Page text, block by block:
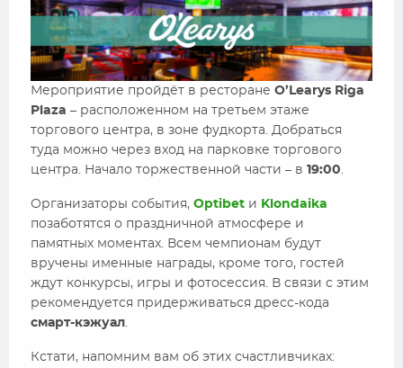
Мероприятие пройдёт в ресторане O’Learys Riga
Plaza – расположенном на третьем этаже
торгового центра, в зоне фудкорта. Добраться
туда можно через вход на парковке торгового
центра. Начало торжественной части – в 19:00.
Организаторы события, Optibet и Klondaika
позаботятся о праздничной атмосфере и
памятных моментах. Всем чемпионам будут
вручены именные награды, кроме того, гостей
ждут конкурсы, игры и фотосессия. В связи с этим
рекомендуется придерживаться дресс-кода
смарт-кэжуал.
Кстати, напомним вам об этих счастливчиках: